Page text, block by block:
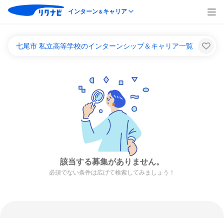
インターン＆キャリア
七尾市 私立高等学校のインターンシップ＆キャリア一覧
該当する募集がありません。
必須でない条件は広げて検索してみましょう！